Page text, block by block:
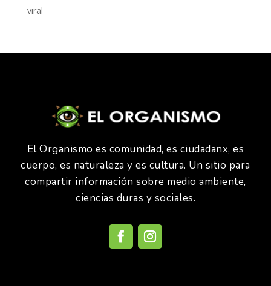
viral
El Organismo es comunidad, es ciudadanx, es
cuerpo, es naturaleza y es cultura. Un sitio para
compartir información sobre medio ambiente,
ciencias duras y sociales.